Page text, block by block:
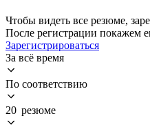
Чтобы видеть все резюме,
После регистрации покажем
Зарегистрироваться
За всё время
По соответствию
20 резюме